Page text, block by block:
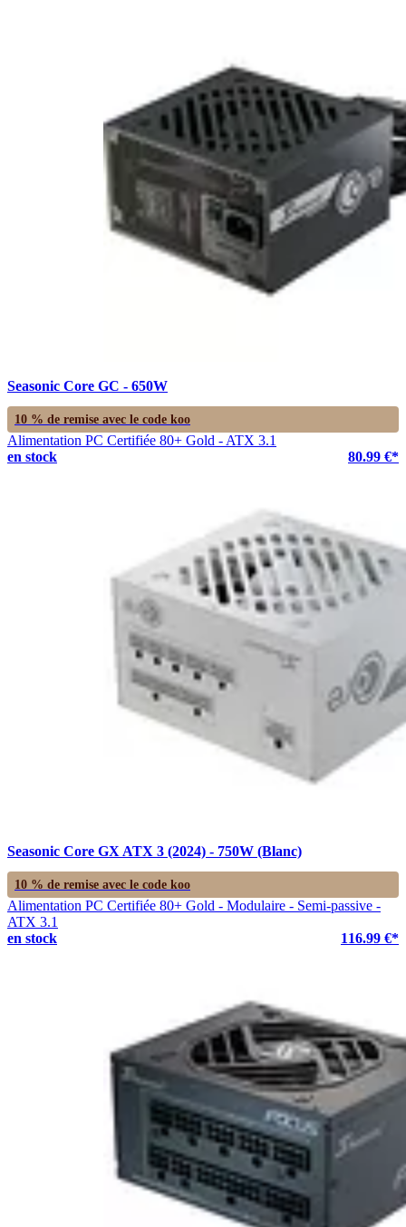
Seasonic Core GC - 650W
10 % de remise avec le code koo
Alimentation PC Certifiée 80+ Gold - ATX 3.1
en stock
80.99 €*
Seasonic Core GX ATX 3 (2024) - 750W (Blanc)
10 % de remise avec le code koo
Alimentation PC Certifiée 80+ Gold - Modulaire - Semi-passive -
ATX 3.1
en stock
116.99 €*